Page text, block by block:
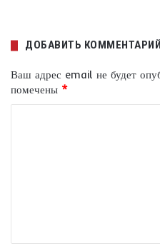
ДОБАВИТЬ КОММЕНТАРИЙ
Ваш адрес email не будет
помечены *
т